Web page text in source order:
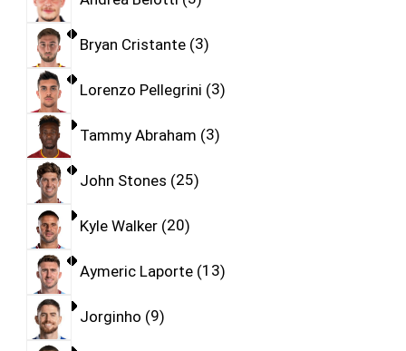
Bryan Cristante 3
Lorenzo Pellegrini 3
Tammy Abraham 3
John Stones 25
Kyle Walker 20
Aymeric Laporte 13
Jorginho 9